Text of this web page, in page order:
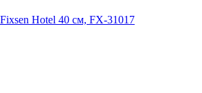
Hotel 40 см, FX-31017